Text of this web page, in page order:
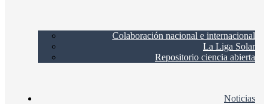
Colaboración nacional e internacional
La Liga Solar
Repositorio ciencia abierta
Noticias